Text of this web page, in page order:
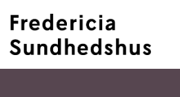
hovedindholdPrimær
navigation